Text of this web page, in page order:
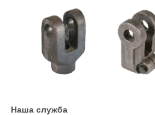
Наша служба